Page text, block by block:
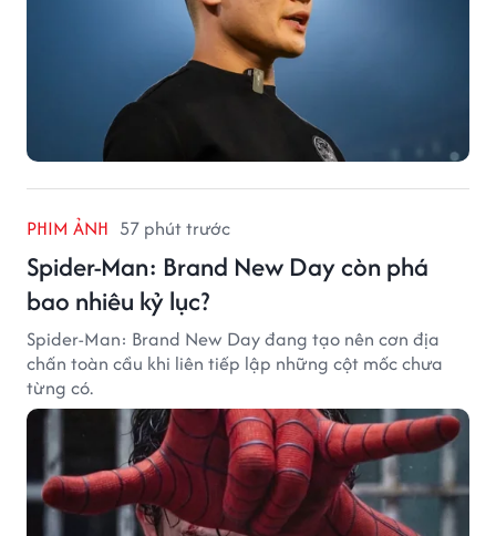
PHIM ẢNH 57 phút trước
Spider-Man: Brand New Day còn phá
bao nhiêu kỷ lục?
Spider-Man: Brand New Day đang tạo nên cơn địa
chấn toàn cầu khi liên tiếp lập những cột mốc chưa
từng có.